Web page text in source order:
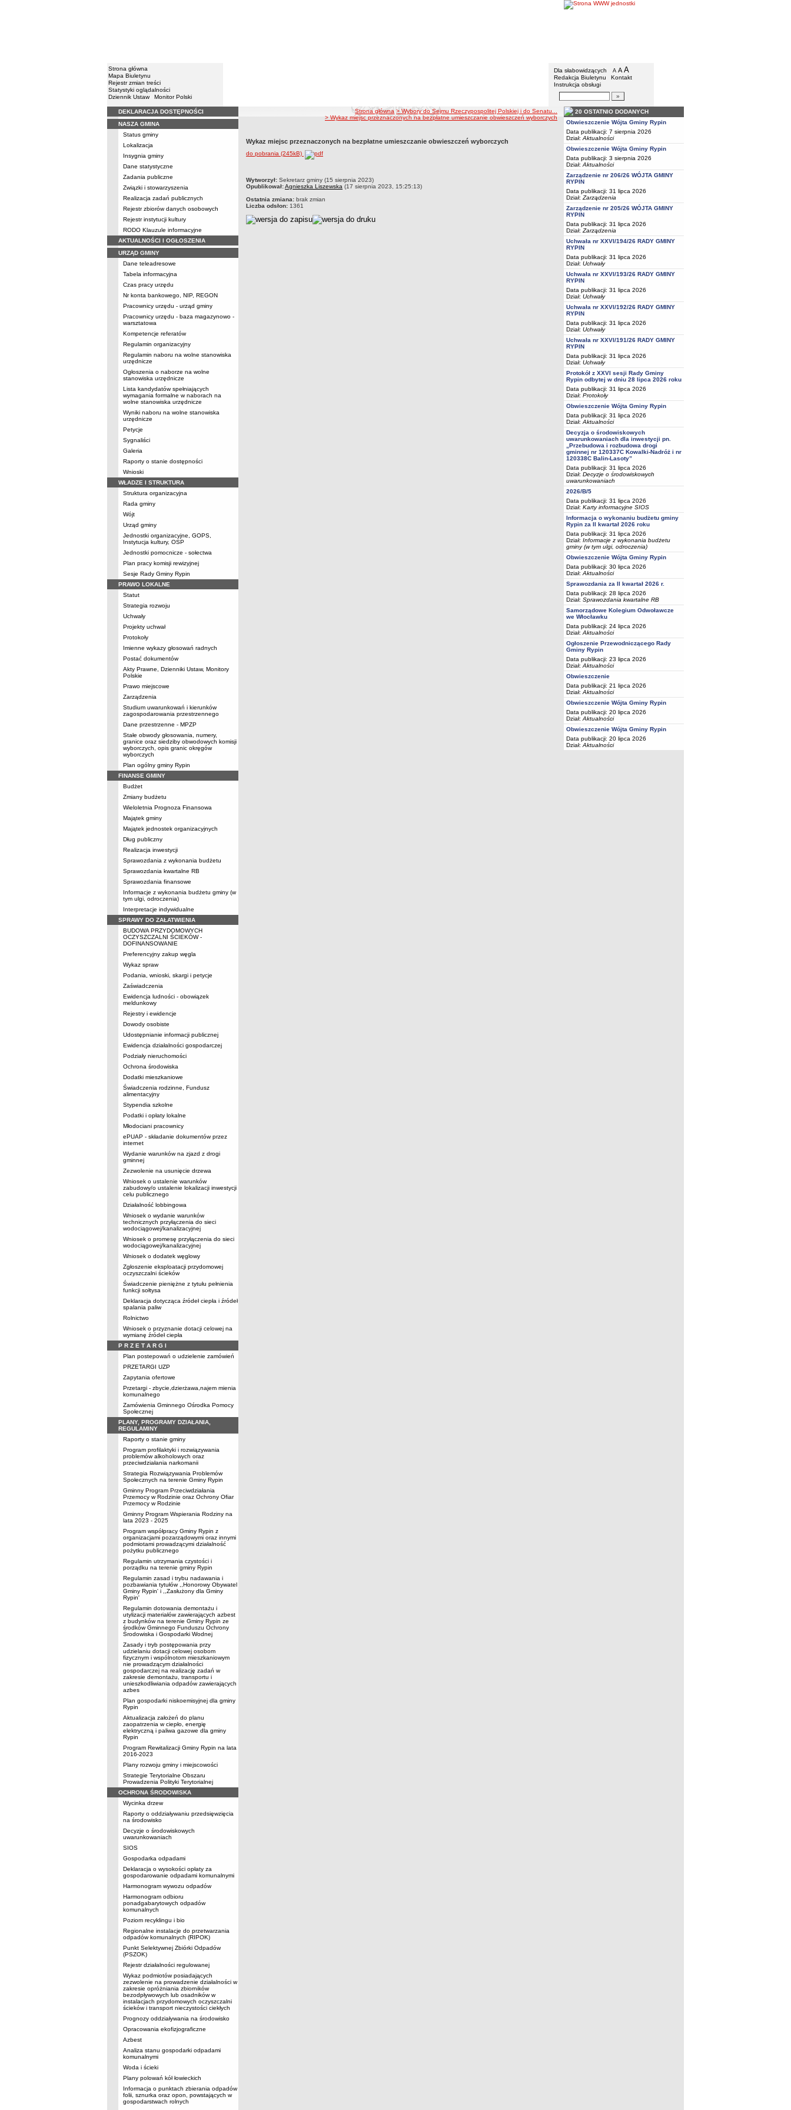
Strona główna
Mapa Biuletynu
Rejestr zmian treści
Statystyki oglądalności
Dziennik Ustaw
Monitor Polski
Gmina Rypin
Menu dodatkowe
Dla słabowidzących A pomniejsz czcionkę
A standardowy rozmiar czcionki
A
Redakcja Biuletynu
Kontakt
Instrukcja obsługi
Wyszukiwarka artykułów
Menu
DEKLARACJA DOSTĘPNOŚCI
NASZA GMINA
Status gminy
Lokalizacja
Insygnia gminy
Dane statystyczne
Zadania publiczne
Związki i stowarzyszenia
Realizacja zadań publicznych
Rejestr zbiorów danych osobowych
Rejestr instytucji kultury
RODO Klauzule informacyjne
AKTUALNOŚCI I OGŁOSZENIA
URZĄD GMINY
Dane teleadresowe
Tabela informacyjna
Czas pracy urzędu
Nr konta bankowego, NIP, REGON
Pracownicy urzędu - urząd gminy
Pracownicy urzędu - baza magazynowo -
warsztatowa
Kompetencje referatów
Regulamin organizacyjny
Regulamin naboru na wolne stanowiska
urzędnicze
Ogłoszenia o naborze na wolne
stanowiska urzędnicze
Lista kandydatów spełniających
wymagania formalne w naborach na
wolne stanowiska urzędnicze
Wyniki naboru na wolne stanowiska
urzędnicze
Petycje
Sygnaliści
Galeria
Raporty o stanie dostępności
Wnioski
WŁADZE I STRUKTURA
Struktura organizacyjna
Rada gminy
Wójt
Urząd gminy
Jednostki organizacyjne, GOPS,
Instytucja kultury, OSP
Jednostki pomocnicze - sołectwa
Plan pracy komisji rewizyjnej
Sesje Rady Gminy Rypin
PRAWO LOKALNE
Statut
Strategia rozwoju
Uchwały
Projekty uchwał
Protokoły
Imienne wykazy głosowań radnych
Postać dokumentów
Akty Prawne, Dzienniki Ustaw, Monitory
Polskie
Prawo miejscowe
Zarządzenia
Studium uwarunkowań i kierunków
zagospodarowania przestrzennego
Dane przestrzenne - MPZP
Stałe obwody głosowania, numery,
granice oraz siedziby obwodowych komisji
wyborczych, opis granic okręgów
wyborczych
Plan ogólny gminy Rypin
FINANSE GMINY
Budżet
Zmiany budżetu
Wieloletnia Prognoza Finansowa
Majątek gminy
Majątek jednostek organizacyjnych
Dług publiczny
Realizacja inwestycji
Sprawozdania z wykonania budżetu
Sprawozdania kwartalne RB
Sprawozdania finansowe
Informacje z wykonania budżetu gminy (w
tym ulgi, odroczenia)
Interpretacje indywidualne
SPRAWY DO ZAŁATWIENIA
BUDOWA PRZYDOMOWYCH
OCZYSZCZALNI ŚCIEKÓW -
DOFINANSOWANIE
Preferencyjny zakup węgla
Wykaz spraw
Podania, wnioski, skargi i petycje
Zaświadczenia
Ewidencja ludności - obowiązek
meldunkowy
Rejestry i ewidencje
Dowody osobiste
Udostępnianie informacji publicznej
Ewidencja działalności gospodarczej
Podziały nieruchomości
Ochrona środowiska
Dodatki mieszkaniowe
Świadczenia rodzinne, Fundusz
alimentacyjny
Stypendia szkolne
Podatki i opłaty lokalne
Młodociani pracownicy
ePUAP - składanie dokumentów przez
internet
Wydanie warunków na zjazd z drogi
gminnej
Zezwolenie na usunięcie drzewa
Wniosek o ustalenie warunków
zabudowy/o ustalenie lokalizacji inwestycji
celu publicznego
Działalność lobbingowa
Wniosek o wydanie warunków
technicznych przyłączenia do sieci
wodociągowej/kanalizacyjnej
Wniosek o promesę przyłączenia do sieci
wodociągowej/kanalizacyjnej
Wniosek o dodatek węglowy
Zgłoszenie eksploatacji przydomowej
oczyszczalni ścieków
Świadczenie pieniężne z tytułu pełnienia
funkcji sołtysa
Deklaracja dotycząca źródeł ciepła i źródeł
spalania paliw
Rolnictwo
Wniosek o przyznanie dotacji celowej na
wymianę źródeł ciepła
P R Z E T A R G I
Plan postepowań o udzielenie zamówień
PRZETARGI UZP
Zapytania ofertowe
Przetargi - zbycie,dzierżawa,najem mienia
komunalnego
Zamówienia Gminnego Ośrodka Pomocy
Społecznej
PLANY, PROGRAMY DZIAŁANIA,
REGULAMINY
Raporty o stanie gminy
Program profilaktyki i rozwiązywania
problemów alkoholowych oraz
przeciwdziałania narkomanii
Strategia Rozwiązywania Problemów
Społecznych na terenie Gminy Rypin
Gminny Program Przeciwdziałania
Przemocy w Rodzinie oraz Ochrony Ofiar
Przemocy w Rodzinie
Gminny Program Wspierania Rodziny na
lata 2023 - 2025
Program współpracy Gminy Rypin z
organizacjami pozarządowymi oraz innymi
podmiotami prowadzącymi działalność
pożytku publicznego
Regulamin utrzymania czystości i
porządku na terenie gminy Rypin
Regulamin zasad i trybu nadawania i
pozbawiania tytułów ,,Honorowy Obywatel
Gminy Rypin' i ,,Zasłużony dla Gminy
Rypin'
Regulamin dotowania demontażu i
utylizacji materiałów zawierających azbest
z budynków na terenie Gminy Rypin ze
środków Gminnego Funduszu Ochrony
Środowiska i Gospodarki Wodnej
Zasady i tryb postępowania przy
udzielaniu dotacji celowej osobom
fizycznym i wspólnotom mieszkaniowym
nie prowadzącym działalności
gospodarczej na realizację zadań w
zakresie demontażu, transportu i
unieszkodliwiania odpadów zawierających
azbes
Plan gospodarki niskoemisyjnej dla gminy
Rypin
Aktualizacja założeń do planu
zaopatrzenia w ciepło, energię
elektryczną i paliwa gazowe dla gminy
Rypin
Program Rewitalizacji Gminy Rypin na lata
2016-2023
Plany rozwoju gminy i miejscowości
Strategie Terytorialne Obszaru
Prowadzenia Polityki Terytorialnej
OCHRONA ŚRODOWISKA
Wycinka drzew
Raporty o oddziaływaniu przedsięwzięcia
na środowisko
Decyzje o środowiskowych
uwarunkowaniach
SIOS
Gospodarka odpadami
Deklaracja o wysokości opłaty za
gospodarowanie odpadami komunalnymi
Harmonogram wywozu odpadów
Harmonogram odbioru
ponadgabarytowych odpadów
komunalnych
Poziom recyklingu i bio
Regionalne instalacje do przetwarzania
odpadów komunalnych (RIPOK)
Punkt Selektywnej Zbiórki Odpadów
(PSZOK)
Rejestr działalności regulowanej
Wykaz podmiotów posiadających
zezwolenie na prowadzenie działalności w
zakresie opróżniania zbiorników
bezodpływowych lub osadników w
instalacjach przydomowych oczyszczalni
ścieków i transport nieczystości ciekłych
Prognozy oddziaływania na środowisko
Opracowania ekofizjograficzne
Azbest
Analiza stanu gospodarki odpadami
komunalnymi
Woda i ścieki
Plany polowań kół łowieckich
Informacja o punktach zbierania odpadów
folii, sznurka oraz opon, powstających w
gospodarstwach rolnych
ścieżka nawigacji
Strona główna > Wybory do Sejmu Rzeczypospolitej Polskiej i do Senatu...
> Wykaz miejsc przeznaczonych na bezpłatne umieszczanie obwieszczeń wyborczych
Wykaz miejsc przeznaczonych na bezpłatne umieszczanie obwieszczeń wyborczych
do pobrania (245kB)
metryczka
Wytworzył: Sekretarz gminy (15 sierpnia 2023)
Opublikował:Agnieszka Liszewska (17 sierpnia 2023, 15:25:13)
Ostatnia zmiana: brak zmian
Liczba odsłon: 1361
20 OSTATNIO DODANYCH
Obwieszczenie Wójta Gminy Rypin
Data publikacji: 7 sierpnia 2026
Dział: Aktualności
Obwieszczenie Wójta Gminy Rypin
Data publikacji: 3 sierpnia 2026
Dział: Aktualności
Zarządzenie nr 206/26 WÓJTA GMINY
RYPIN
Data publikacji: 31 lipca 2026
Dział: Zarządzenia
Zarządzenie nr 205/26 WÓJTA GMINY
RYPIN
Data publikacji: 31 lipca 2026
Dział: Zarządzenia
Uchwała nr XXVI/194/26 RADY GMINY
RYPIN
Data publikacji: 31 lipca 2026
Dział: Uchwały
Uchwała nr XXVI/193/26 RADY GMINY
RYPIN
Data publikacji: 31 lipca 2026
Dział: Uchwały
Uchwała nr XXVI/192/26 RADY GMINY
RYPIN
Data publikacji: 31 lipca 2026
Dział: Uchwały
Uchwała nr XXVI/191/26 RADY GMINY
RYPIN
Data publikacji: 31 lipca 2026
Dział: Uchwały
Protokół z XXVI sesji Rady Gminy
Rypin odbytej w dniu 28 lipca 2026 roku
Data publikacji: 31 lipca 2026
Dział: Protokoły
Obwieszczenie Wójta Gminy Rypin
Data publikacji: 31 lipca 2026
Dział: Aktualności
Decyzja o środowiskowych
uwarunkowaniach dla inwestycji pn.
„Przebudowa i rozbudowa drogi
gminnej nr 120337C Kowalki-Nadróż i nr
120338C Balin-Lasoty”
Data publikacji: 31 lipca 2026
Dział: Decyzje o środowiskowych
uwarunkowaniach
2026/B/5
Data publikacji: 31 lipca 2026
Dział: Karty informacyjne SIOS
Informacja o wykonaniu budżetu gminy
Rypin za II kwartał 2026 roku
Data publikacji: 31 lipca 2026
Dział: Informacje z wykonania budżetu
gminy (w tym ulgi, odroczenia)
Obwieszczenie Wójta Gminy Rypin
Data publikacji: 30 lipca 2026
Dział: Aktualności
Sprawozdania za II kwartał 2026 r.
Data publikacji: 28 lipca 2026
Dział: Sprawozdania kwartalne RB
Samorządowe Kolegium Odwoławcze
we Włocławku
Data publikacji: 24 lipca 2026
Dział: Aktualności
Ogłoszenie Przewodniczącego Rady
Gminy Rypin
Data publikacji: 23 lipca 2026
Dział: Aktualności
Obwieszczenie
Data publikacji: 21 lipca 2026
Dział: Aktualności
Obwieszczenie Wójta Gminy Rypin
Data publikacji: 20 lipca 2026
Dział: Aktualności
Obwieszczenie Wójta Gminy Rypin
Data publikacji: 20 lipca 2026
Dział: Aktualności